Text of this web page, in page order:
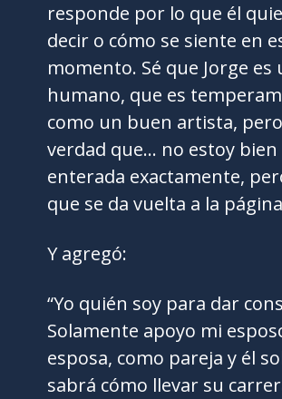
responde por lo que él
decir o cómo se siente en
momento. Sé que Jorge es
humano, que es
como un buen artista,
verdad que… no estoy bien
enterada exactamente,
que se da vuelta a la
Y agregó:
“Yo quién soy para dar
Solamente apoyo mi
esposa, como pareja y él
sabrá cómo llevar su